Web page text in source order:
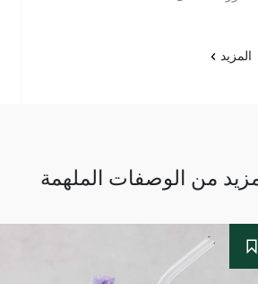
المزيد
من الوصفات الملهمة